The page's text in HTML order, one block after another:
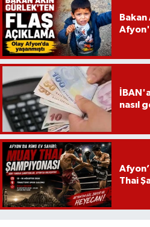
nasıl
Thai